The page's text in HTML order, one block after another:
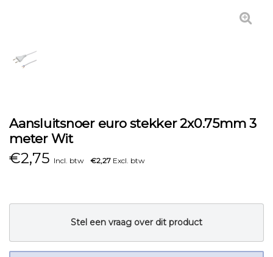
Aansluitsnoer euro stekker 2x0.75mm 3
meter Wit
€2,75 Incl. btw €2,27 Excl. btw
Stel een vraag over dit product